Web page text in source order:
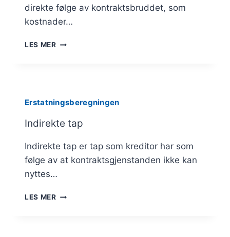
direkte følge av kontraktsbruddet, som
kostnader…
LES MERDIREKTE
Erstatningsberegningen
Indirekte tap
Indirekte tap er tap som kreditor har som
følge av at kontraktsgjenstanden ikke kan
nyttes…
LES MERINDIREKTE